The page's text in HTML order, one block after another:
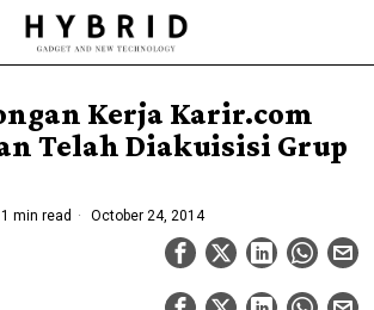
Kerja Karir.com
Telah Diakuisisi Grup
1 min read October 24, 2014